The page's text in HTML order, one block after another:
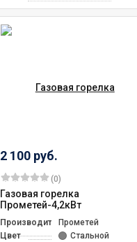
2 100 руб.
(0)
Газовая горелка
Прометей-4,2кВт
ПроизводительПрометей
Цвет
Стальной